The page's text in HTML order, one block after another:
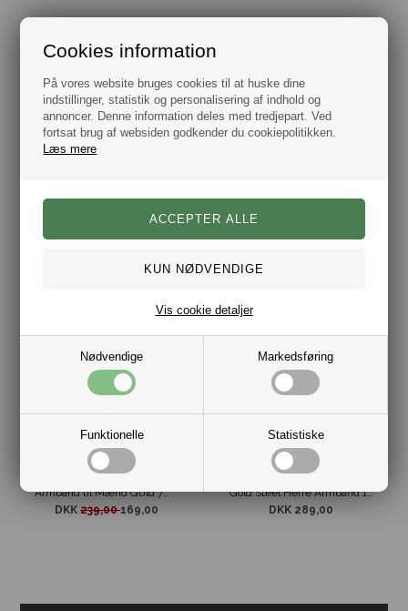
Cookies information
På vores website bruges cookies til at huske dine
indstillinger, statistik og personalisering af indhold og
annoncer. Denne information deles med tredjepart. Ved
fortsat brug af websiden godkender du cookiepolitikken.
Læs mere
Nødvendige Markedsføring
Funktionelle Statistiske
Vis cookie detaljer
DKK 189,00
Armbånd til Mænd Guld 7mm
DKK239,00169,00
Gold Steel Herre Armbånd 13mm
DKK 289,00